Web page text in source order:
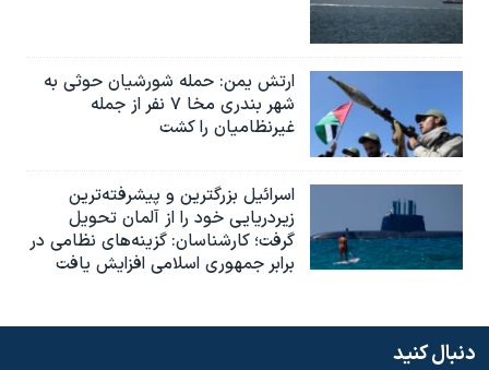
ارتش یمن: حمله شورشیان حوثی به
شهر بندری مخا ۷ نفر از جمله
غیرنظامیان را کشت
اسرائيل بزرگترین و پیشرفته‌ترین
زیردریایی خود را از آلمان تحویل
گرفت؛ کارشناسان: گزینه‌های نظامی در
برابر جمهوری اسلامی افزایش یافت
دنبال کنید